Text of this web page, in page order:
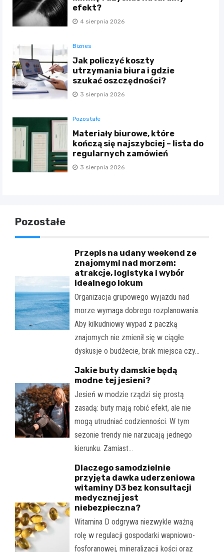
efekt?
4 sierpnia 2026
Biznes
Jak policzyć koszty
utrzymania biura i gdzie
szukać oszczędności?
3 sierpnia 2026
Pozostałe
Materiały biurowe, które
kończą się najszybciej – lista do
regularnych zamówień
3 sierpnia 2026
Pozostałe
Przepis na udany weekend ze
znajomymi nad morzem:
atrakcje, logistyka i wybór
idealnego lokum
Organizacja grupowego wyjazdu nad
morze wymaga dobrego rozplanowania.
Aby kilkudniowy wypad z paczką
znajomych nie zmienił się w ciągłe
dyskusje o budżecie, brak miejsca czy…
Jakie buty damskie będą
modne tej jesieni?
Jesień w modzie rządzi się prostą
zasadą: buty mają robić efekt, ale nie
mogą utrudniać codzienności. W tym
sezonie trendy nie narzucają jednego
kierunku. Zamiast…
Dlaczego samodzielnie
przyjęta dawka uderzeniowa
witaminy D3 bez konsultacji
medycznej jest
niebezpieczna?
Witamina D odgrywa niezwykle ważną
rolę w regulacji gospodarki wapniowo-
fosforanowej, mineralizacji kości oraz